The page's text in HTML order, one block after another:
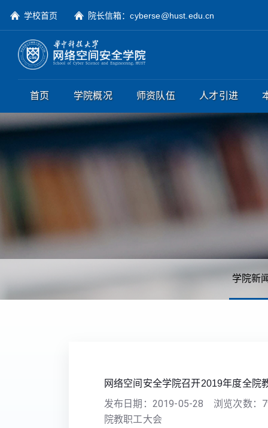
学校首页 院长信箱：cyberse@hust.edu.cn
首页 学院概况 师资队伍 人才引进
学院新
网络空间安全学院召开2019年度全院
发布日期： 2019-05-28 浏览次数：
院教职工大会